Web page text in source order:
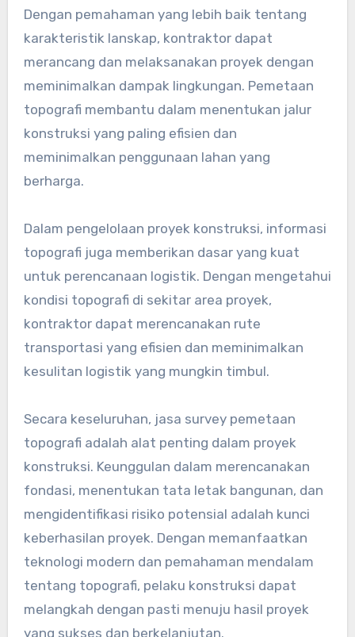
Dengan pemahaman yang lebih baik tentang
karakteristik lanskap, kontraktor dapat
merancang dan melaksanakan proyek dengan
meminimalkan dampak lingkungan. Pemetaan
topografi membantu dalam menentukan jalur
konstruksi yang paling efisien dan
meminimalkan penggunaan lahan yang
berharga.
Dalam pengelolaan proyek konstruksi, informasi
topografi juga memberikan dasar yang kuat
untuk perencanaan logistik. Dengan mengetahui
kondisi topografi di sekitar area proyek,
kontraktor dapat merencanakan rute
transportasi yang efisien dan meminimalkan
kesulitan logistik yang mungkin timbul.
Secara keseluruhan, jasa survey pemetaan
topografi adalah alat penting dalam proyek
konstruksi. Keunggulan dalam merencanakan
fondasi, menentukan tata letak bangunan, dan
mengidentifikasi risiko potensial adalah kunci
keberhasilan proyek. Dengan memanfaatkan
teknologi modern dan pemahaman mendalam
tentang topografi, pelaku konstruksi dapat
melangkah dengan pasti menuju hasil proyek
yang sukses dan berkelanjutan.